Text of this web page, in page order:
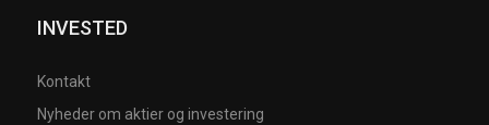
INVESTED
Kontakt
Nyheder om aktier og investering